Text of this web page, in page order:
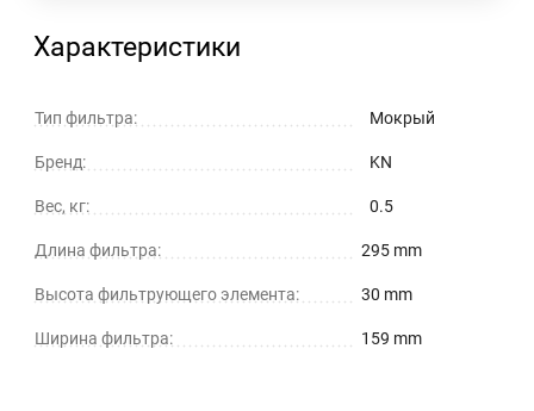
Характеристики
Тип фильтра: Мокрый
Бренд: KN
Вес, кг: 0.5
Длина фильтра: 295 mm
Высота фильтрующего элемента: 30 mm
Ширина фильтра: 159 mm